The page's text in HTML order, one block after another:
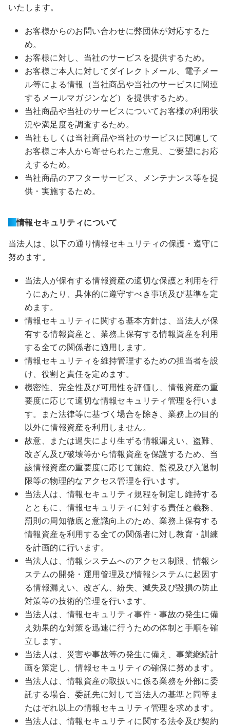
いたします。
お客様からのお問い合わせに弊団体が対応するた
め。
お客様に対し、当社のサービスを提供するため。
お客様ご本人に対してダイレクトメール、電子メー
ル等による情報（当社商品や当社のサービスに関連
するメールマガジンなど）を提供するため。
当社商品や当社のサービスについてお客様の利用状
況や満足度を調査するため。
当社もしくは当社商品や当社のサービスに関連して
お客様ご本人から寄せられたご意見、ご要望にお応
えするため。
当社商品のアフターサービス、メンテナンス等を提
供・実施するため。
情報セキュリティについて
当法人は、以下の通り情報セキュリティの保護・遵守に
努めます。
当法人が保有する情報資産の適切な保護と利用を行
うにあたり、具体的に遵守すべき事項及び基準を定
めます。
情報セキュリティに関する基本方針は、当法人が保
有する情報資産と、業務上保有する情報資産を利用
する全ての関係者に適用します。
情報セキュリティを維持管理するための担当者を設
け、役割と責任を定めます。
機密性、完全性及び可用性を評価し、情報資産の重
要度に応じて適切な情報セキュリティ管理を行いま
す。また法律等に基づく場合を除き、業務上の目的
以外に情報資産を利用しません。
故意、または過失により生ずる情報漏えい、盗難、
改ざん及び破壊等から情報資産を保護するため、当
該情報資産の重要度に応じて施錠、監視及び入退制
限等の物理的なアクセス管理を行います。
当法人は、情報セキュリティ規程を制定し維持する
とともに、情報セキュリティに対する責任と義務、
罰則の周知徹底と意識向上のため、業務上保有する
情報資産を利用する全ての関係者に対し教育・訓練
を計画的に行います。
当法人は、情報システムへのアクセス制限、情報シ
ステムの開発・運用管理及び情報システムに起因す
る情報漏えい、改ざん、紛失、滅失及び毀損の防止
対策等の技術的管理を行います。
当法人は、情報セキュリティ事件・事故の発生に備
え効果的な対策を迅速に行うための体制と手順を確
立します。
当法人は、災害や事故等の発生に備え、事業継続計
画を策定し、情報セキュリティの確保に努めます。
当法人は、情報資産の取扱いに係る業務を外部に委
託する場合、委託先に対して当法人の基準と同等ま
たはぞれ以上の情報セキュリティ管理を求めます。
当法人は、情報セキュリティに関する法令及び契約